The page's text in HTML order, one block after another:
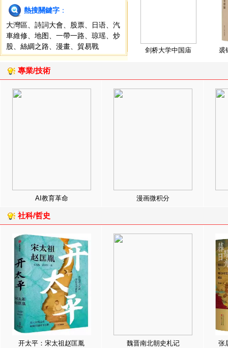
熱搜關鍵字 ：
大灣區
詩詞大會 股票 日语
汽
車維修
地图 一帶一路 琼瑶
炒
股
絲綢之路 漫畫 貿易戰 剑桥大学中国庙 裘
專業/技術
AI教育革命 漫画微积分
社科/哲史
开太平：宋太祖赵匡胤 魏晋南北朝史札记 张